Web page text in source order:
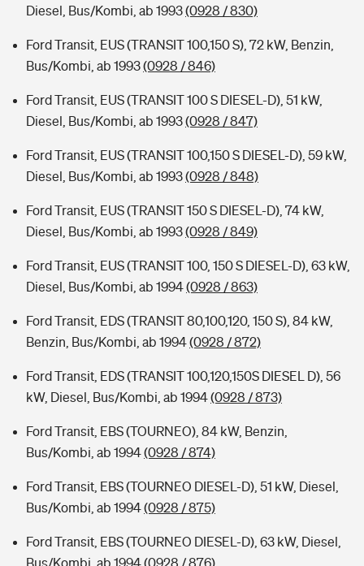
Diesel, Bus/Kombi, ab 1993(0928 / 830)
Ford Transit, EUS (TRANSIT 100,150 S), 72 kW, Benzin,
Bus/Kombi, ab 1993(0928 / 846)
Ford Transit, EUS (TRANSIT 100 S DIESEL-D), 51 kW,
Diesel, Bus/Kombi, ab 1993(0928 / 847)
Ford Transit, EUS (TRANSIT 100,150 S DIESEL-D), 59 kW,
Diesel, Bus/Kombi, ab 1993(0928 / 848)
Ford Transit, EUS (TRANSIT 150 S DIESEL-D), 74 kW,
Diesel, Bus/Kombi, ab 1993(0928 / 849)
Ford Transit, EUS (TRANSIT 100, 150 S DIESEL-D), 63 kW,
Diesel, Bus/Kombi, ab 1994(0928 / 863)
Ford Transit, EDS (TRANSIT 80,100,120, 150 S), 84 kW,
Benzin, Bus/Kombi, ab 1994(0928 / 872)
Ford Transit, EDS (TRANSIT 100,120,150S DIESEL D), 56
kW, Diesel, Bus/Kombi, ab 1994(0928 / 873)
Ford Transit, EBS (TOURNEO), 84 kW, Benzin,
Bus/Kombi, ab 1994(0928 / 874)
Ford Transit, EBS (TOURNEO DIESEL-D), 51 kW, Diesel,
Bus/Kombi, ab 1994(0928 / 875)
Ford Transit, EBS (TOURNEO DIESEL-D), 63 kW, Diesel,
Bus/Kombi, ab 1994(0928 / 876)